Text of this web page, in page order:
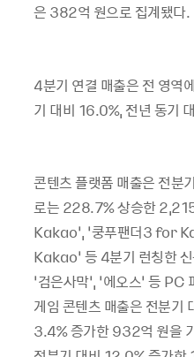
은 382억 원으로 집계됐다.
4분기 연결 매출은 전 영역
기 대비 16.0%, 전년 동기
콘텐츠 플랫폼 매출은 전분
로는 228.7%상승한
Kakao’, ‘쿵푸팬더3 for
Kakao’ 등 4분기 런칭한
‘검은사막’, ‘에오스’ 등 PC
게임 콘텐츠 매출은 전분기
3.4%증가한932억 원을